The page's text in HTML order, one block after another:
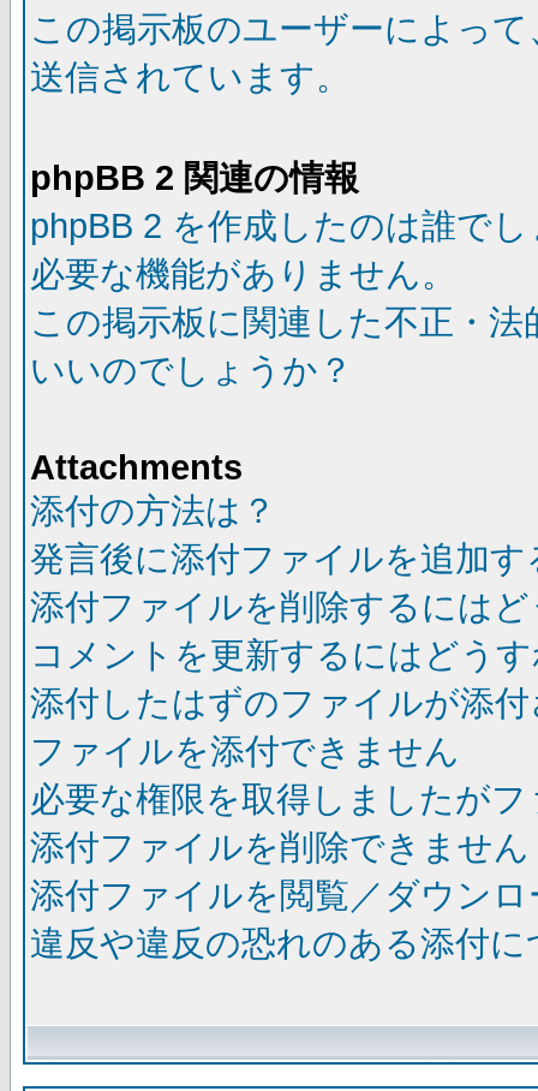
この掲示板のユーザーによっ
送信されています。
phpBB 2 関連の情報
phpBB 2 を作成したのは誰で
必要な機能がありません。
この掲示板に関連した不正・
いいのでしょうか？
Attachments
添付の方法は？
発言後に添付ファイルを追加
添付ファイルを削除するには
コメントを更新するにはどう
添付したはずのファイルが添
ファイルを添付できません
必要な権限を取得しましたが
添付ファイルを削除できません
添付ファイルを閲覧／ダウン
違反や違反の恐れのある添付